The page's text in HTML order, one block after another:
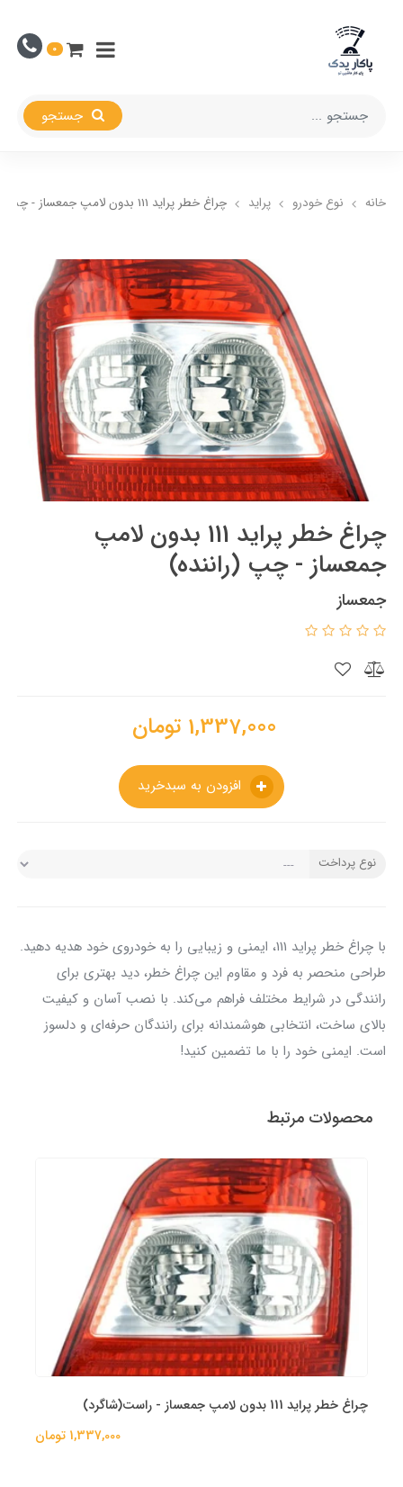
0
خانه نوع خودرو پراید چراغ خطر پراید 111 بدون لامپ جمعساز - چپ (راننده)
چراغ خطر پراید 111 بدون لامپ
جمعساز - چپ (راننده)
جمعساز
1,337,000 تومان
نوع پرداخت
با چراغ خطر پراید 111، ایمنی و زیبایی را به خودروی خود هدیه دهید.
طراحی منحصر به فرد و مقاوم این چراغ خطر، دید بهتری برای
رانندگی در شرایط مختلف فراهم می‌کند. با نصب آسان و کیفیت
بالای ساخت، انتخابی هوشمندانه برای رانندگان حرفه‌ای و دلسوز
است. ایمنی خود را با ما تضمین کنید!
محصولات مرتبط
چراغ خطر پراید 111 بدون لامپ جمعساز - راست(شاگرد)
1,337,000 تومان